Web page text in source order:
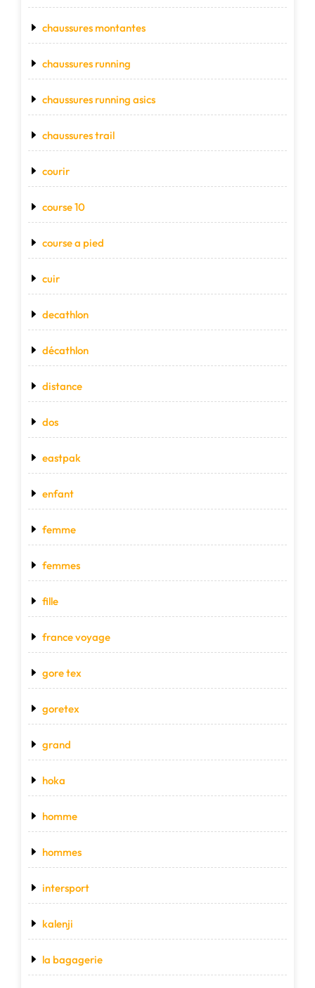
chaussures montantes
chaussures running
chaussures running asics
chaussures trail
courir
course 10
course a pied
cuir
decathlon
décathlon
distance
dos
eastpak
enfant
femme
femmes
fille
france voyage
gore tex
goretex
grand
hoka
homme
hommes
intersport
kalenji
la bagagerie